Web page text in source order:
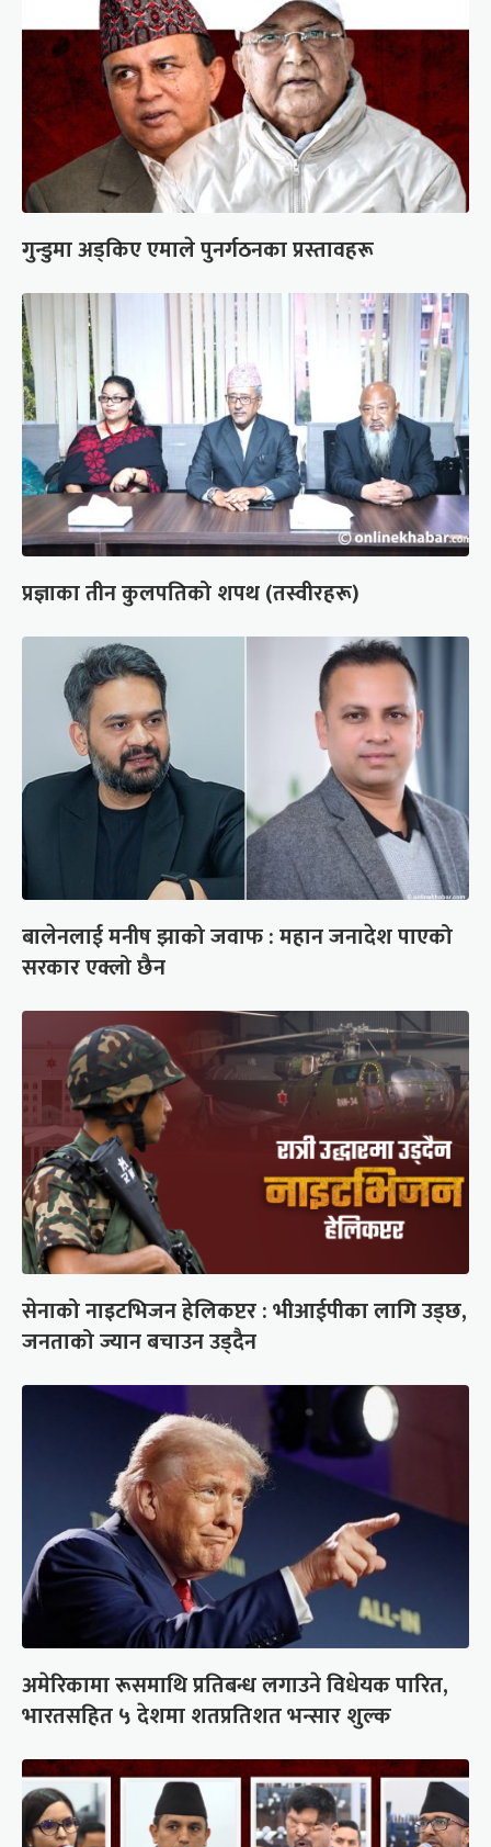
गुन्डुमा अड्किए एमाले पुनर्गठनका प्रस्तावहरू
प्रज्ञाका तीन कुलपतिको शपथ (तस्वीरहरू)
बालेनलाई मनीष झाको जवाफ : महान जनादेश पाएको
सरकार एक्लो छैन
सेनाको नाइटभिजन हेलिकप्टर : भीआईपीका लागि उड्छ,
जनताको ज्यान बचाउन उड्दैन
अमेरिकामा रूसमाथि प्रतिबन्ध लगाउने विधेयक पारित,
भारतसहित ५ देशमा शतप्रतिशत भन्सार शुल्क